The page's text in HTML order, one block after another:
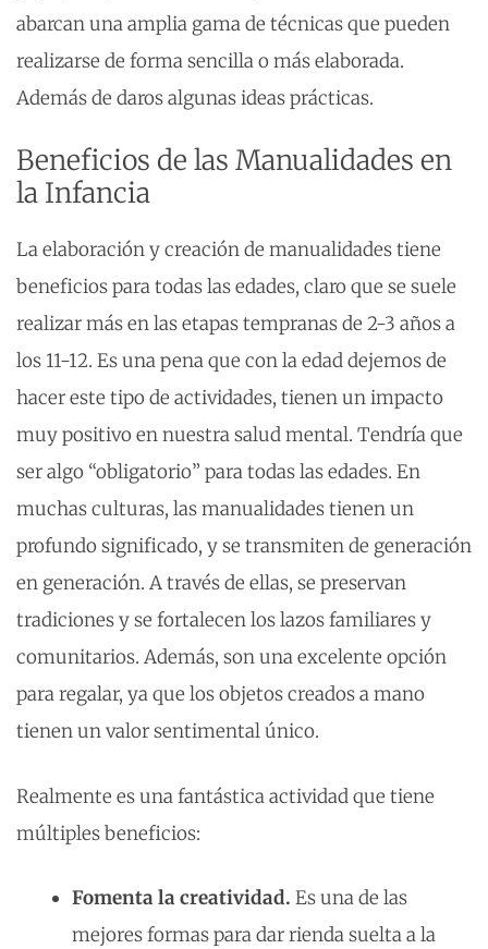
abarcan una amplia gama de técnicas que pueden
realizarse de forma sencilla o más elaborada.
Además de daros algunas ideas prácticas.
Beneficios de las Manualidades en
la Infancia
La elaboración y creación de manualidades tiene
beneficios para todas las edades, claro que se suele
realizar más en las etapas tempranas de 2-3 años a
los 11-12. Es una pena que con la edad dejemos de
hacer este tipo de actividades, tienen un impacto
muy positivo en nuestra salud mental. Tendría que
ser algo “obligatorio” para todas las edades. En
muchas culturas, las manualidades tienen un
profundo significado, y se transmiten de generación
en generación. A través de ellas, se preservan
tradiciones y se fortalecen los lazos familiares y
comunitarios. Además, son una excelente opción
para regalar, ya que los objetos creados a mano
tienen un valor sentimental único.
Realmente es una fantástica actividad que tiene
múltiples beneficios:
Fomenta la creatividad. Es una de las
mejores formas para dar rienda suelta a la